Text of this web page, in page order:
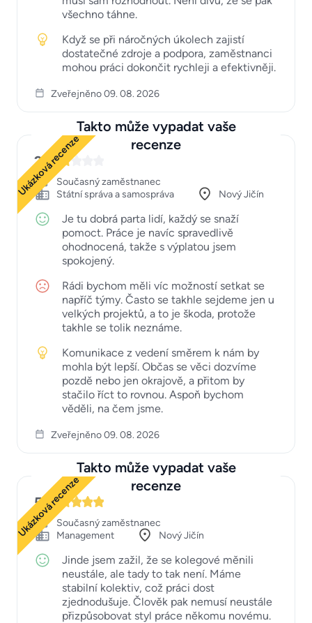
všechno táhne.
Když se při náročných úkolech zajistí
dostatečné zdroje a podpora, zaměstnanci
mohou práci dokončit rychleji a efektivněji.
Zveřejněno 09. 08. 2026
Takto může vypadat vaše
recenze
Ukázková recenze
2
Současný zaměstnanec
Státní správa a samospráva
Nový Jičín
Je tu dobrá parta lidí, každý se snaží
pomoct. Práce je navíc spravedlivě
ohodnocená, takže s výplatou jsem
spokojený.
Rádi bychom měli víc možností setkat se
napříč týmy. Často se takhle sejdeme jen u
velkých projektů, a to je škoda, protože
takhle se tolik neznáme.
Komunikace z vedení směrem k nám by
mohla být lepší. Občas se věci dozvíme
pozdě nebo jen okrajově, a přitom by
stačilo říct to rovnou. Aspoň bychom
věděli, na čem jsme.
Zveřejněno 09. 08. 2026
Takto může vypadat vaše
recenze
Ukázková recenze
5
Současný zaměstnanec
Management
Nový Jičín
Jinde jsem zažil, že se kolegové měnili
neustále, ale tady to tak není. Máme
stabilní kolektiv, což práci dost
zjednodušuje. Člověk pak nemusí neustále
přizpůsobovat styl práce někomu novému.